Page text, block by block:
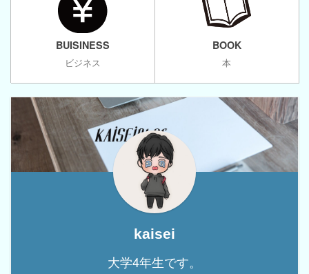
BUISINESS
ビジネス
BOOK
本
kaisei
大学4年生です。